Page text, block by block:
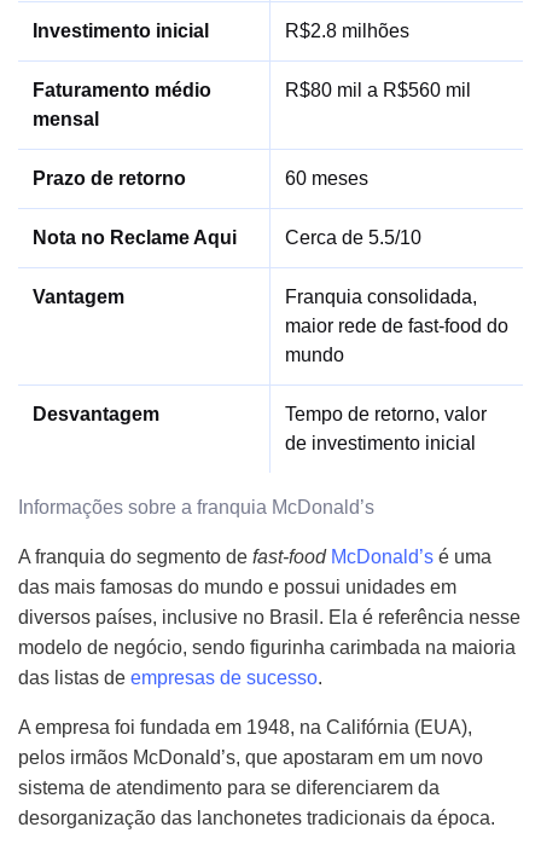
Investimento inicial R$2.8 milhões
Faturamento médio
mensal
R$80 mil a R$560 mil
Prazo de retorno 60 meses
Nota no Reclame Aqui Cerca de 5.5/10
Vantagem
Franquia consolidada,
maior rede de fast-food do
mundo
Desvantagem
Tempo de retorno, valor
de investimento inicial
Informações sobre a franquia McDonald’s
A franquia do segmento de fast-food McDonald’s é uma
das mais famosas do mundo e possui unidades em
diversos países, inclusive no Brasil. Ela é referência nesse
modelo de negócio, sendo figurinha carimbada na maioria
das listas de empresas de sucesso.
A empresa foi fundada em 1948, na Califórnia (EUA),
pelos irmãos McDonald’s, que apostaram em um novo
sistema de atendimento para se diferenciarem da
desorganização das lanchonetes tradicionais da época.